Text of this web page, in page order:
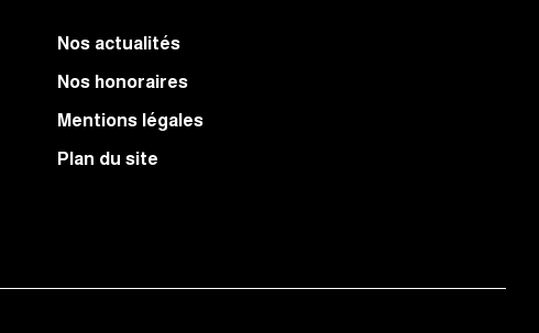
Nos actualités
Nos honoraires
Mentions légales
Plan du site